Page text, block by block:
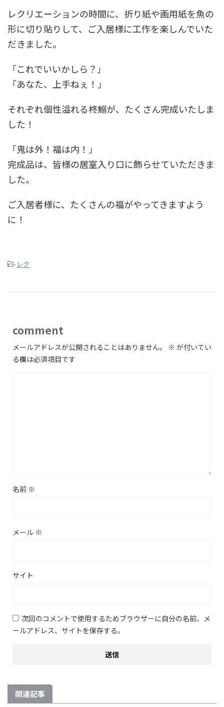
レクリエーションの時間に、折り紙や画用紙を魚の
形に切り貼りして、ご入居様に工作を楽しんでいた
だきました。
「これでいいかしら？」
「あなた、上手ねぇ！」
それぞれ個性溢れる柊鰯が、たくさん完成いたしま
した！
「鬼は外！福は内！」
完成品は、皆様の居室入り口に飾らせていただきま
した。
ご入居者様に、たくさんの福がやってきますよう
に！
- レク
comment
メールアドレスが公開されることはありません。 ※ が付いてい
る欄は必須項目です
名前 ※
メール ※
サイト
次回のコメントで使用するためブラウザーに自分の名前、メ
ールアドレス、サイトを保存する。
関連記事